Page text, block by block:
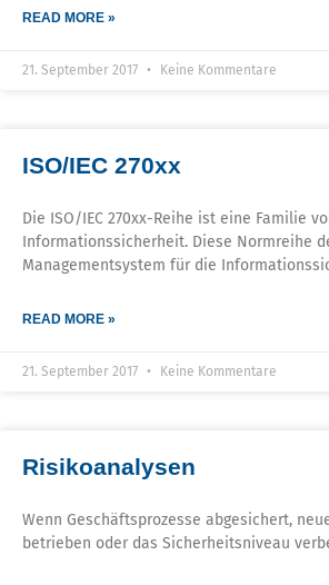
READ MORE »
21. September 2017 Keine Kommentare
ISO/IEC 270xx
Die ISO/IEC 270xx-Reihe ist eine Familie
Informationssicherheit. Diese Normreihe
Managementsystem für die
READ MORE »
21. September 2017 Keine Kommentare
Risikoanalysen
Wenn Geschäftsprozesse abgesichert,
betrieben oder das Sicherheitsniveau